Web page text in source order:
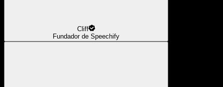
Cliff
Fundador de Speechify